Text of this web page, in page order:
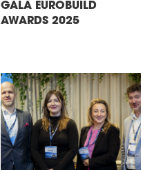
GALA EUROBUILD
AWARDS 2025